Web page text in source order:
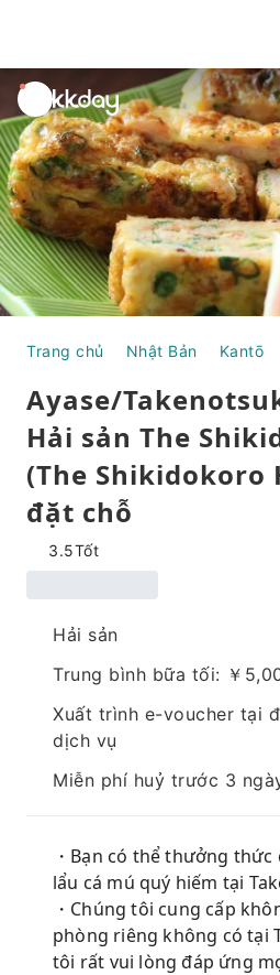
unread
notifications
Trang chủ Nhật Bản Kantō
Ayase/
Hải sản The
(The Shikidokoro
đặt chỗ
3.5Tốt
Hải sản
Trung bình bữa tối: ￥
Xuất trình e-voucher tại
dịch vụ
Miễn phí huỷ trước 3
・Bạn có thể thưởng
lẩu cá mú quý hiếm tại
・Chúng tôi cung cấp
phòng riêng không có tại
tôi rất vui lòng đáp ứng